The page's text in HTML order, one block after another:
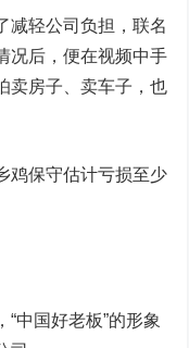
轻公司负担，联名
况后，便在视频中手
卖房子、卖车子，也
保守估计亏损至少
国好老板”的形象